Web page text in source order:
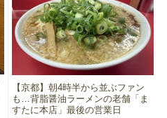
【京都】朝4時半から並ぶファン
も…背脂醤油ラーメンの老舗「ま
すたに本店」最後の営業日